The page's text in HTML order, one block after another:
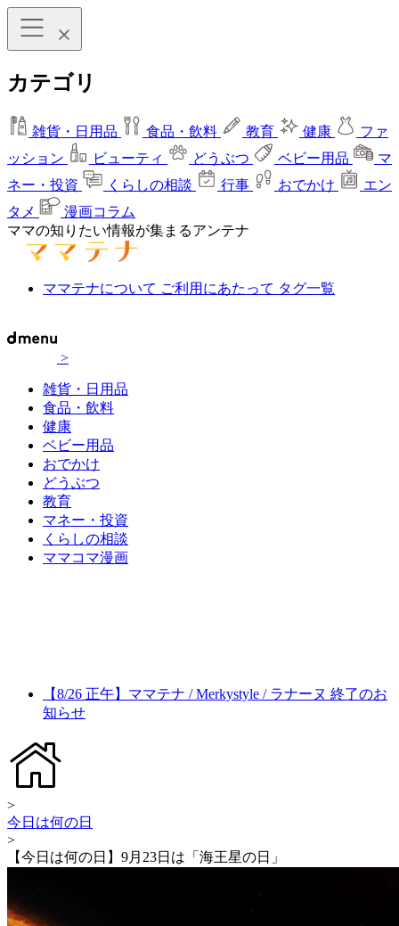
カテゴリ
雑貨・日用品 食品・飲料 教育 健康
ファ
ッション
ビューティ どうぶつ ベビー用品
マ
ネー・投資
くらしの相談 行事 おでかけ
エン
タメ
漫画コラム
ママの知りたい情報が集まるアンテナ
ママテナについて ご利用にあたって タグ一覧
>
雑貨・日用品
食品・飲料
健康
ベビー用品
おでかけ
どうぶつ
教育
マネー・投資
くらしの相談
ママコマ漫画
【8/26 正午】ママテナ / Merkystyle / ラナーヌ 終了のお
知らせ
>
今日は何の日
>
【今日は何の日】9月23日は「海王星の日」